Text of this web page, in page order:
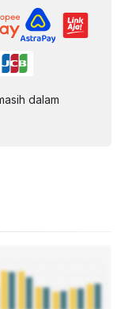
dalam